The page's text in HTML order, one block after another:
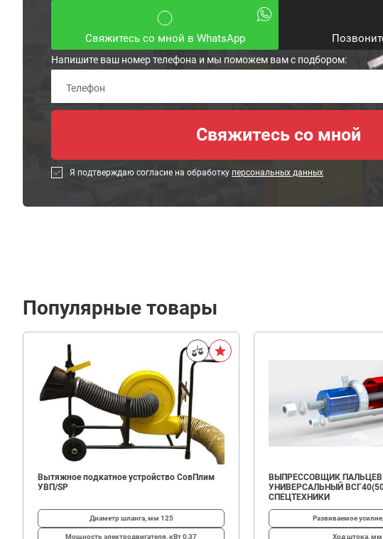
Свяжитесь со мной в WhatsApp
Напишите ваш номер телефона и мы поможем вам с подбором:
Я подтверждаю согласие на обработку персональных данных
95
Популярные товары
Вытяжное подкатное устройство СовПлим
УВП/SP
Диаметр шланга, мм 125
Мощность электродвигателя, кВт0,37
ВЫПРЕССОВЩИК ПАЛЬЦЕВ
УНИВЕРСАЛЬНЫЙ
СПЕЦТЕХНИКИ
Развиваемое
Ход штока, мм